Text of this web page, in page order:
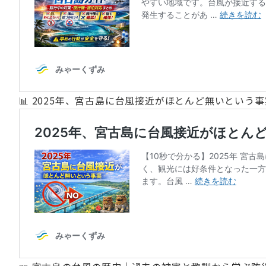
📊 2025年、宮古島に台風接近がほとんど無いという